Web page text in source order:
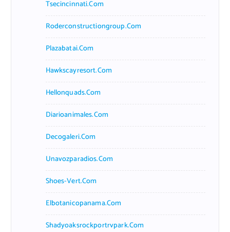
Tsecincinnati.com
Roderconstructiongroup.com
Plazabatai.com
Hawkscayresort.com
Hellonquads.com
Diarioanimales.com
Decogaleri.com
Unavozparadios.com
Shoes-Vert.com
Elbotanicopanama.com
Shadyoaksrockportrvpark.com